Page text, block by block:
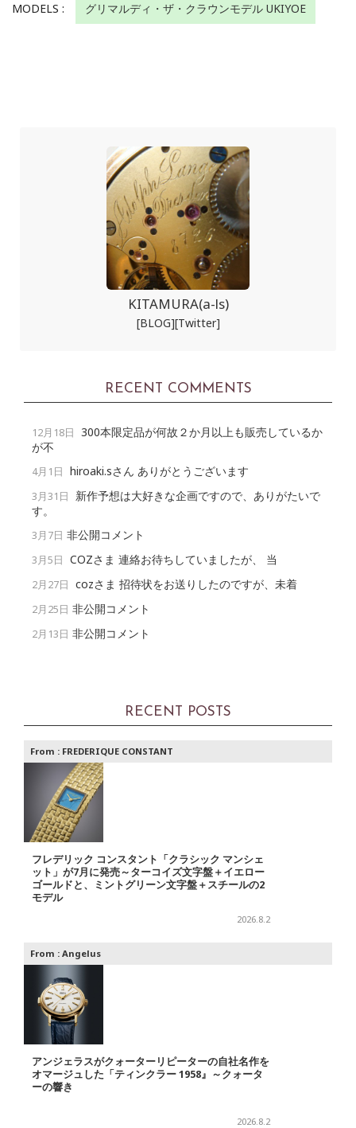
MODELS : グリマルディ・ザ・クラウンモデル UKIYOE
KITAMURA(a-ls)
[BLOG][Twitter]
RECENT COMMENTS
12月18日 300本限定品が何故２か月以上も販売しているか
が不
4月1日 hiroaki.sさん ありがとうございます
3月31日
新作予想は大好きな企画ですので、ありがたいで
す。
3月7日 非公開コメント
3月5日 COZさま 連絡お待ちしていましたが、 当
2月27日 cozさま 招待状をお送りしたのですが、未着
2月25日 非公開コメント
2月13日 非公開コメント
RECENT POSTS
From : FREDERIQUE CONSTANT
フレデリック コンスタント「クラシック マンシェ
ット」が7月に発売～ターコイズ文字盤＋イエロー
ゴールドと、ミントグリーン文字盤＋スチールの2
モデル
2026.8.2
From : Angelus
アンジェラスがクォーターリピーターの自社名作を
オマージュした「ティンクラー 1958』～クォータ
ーの響き
2026.8.2